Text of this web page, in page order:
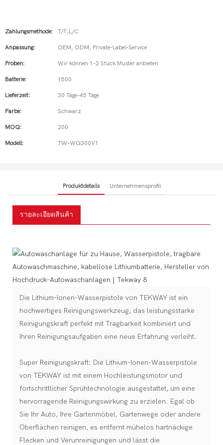
Zahlungsmethode: T/T,L/C
Anpassung: OEM, ODM, Private-Label-Service
Proben: Wir können 1-2 Stück Muster anbieten
Batterie: 1500
Lieferzeit: 30 Tage-45 Tage
Farbe: Schwarz
MOQ: 200
Modell: TW-WG300V1
Produktdetails Unternehmensprofil
รายละเอียดสินค้า
Die Lithium-Ionen-Wasserpistole von TEKWAY ist ein
hochwertiges Reinigungswerkzeug, das leistungsstarke
Reinigungskraft perfekt mit Tragbarkeit kombiniert und
Ihren Reinigungsaufgaben eine neue Erfahrung verleiht.
Super Reinigungskraft: Die Lithium-Ionen-Wasserpistole
von TEKWAY ist mit einem Hochleistungsmotor und
fortschrittlicher Sprühtechnologie ausgestattet, um eine
hervorragende Reinigungswirkung zu erzielen. Egal ob
Sie Ihr Auto, Ihre Gartenmöbel, Gartenwege oder andere
Oberflächen reinigen, es entfernt mühelos hartnäckige
Flecken und Verunreinigungen und lässt die